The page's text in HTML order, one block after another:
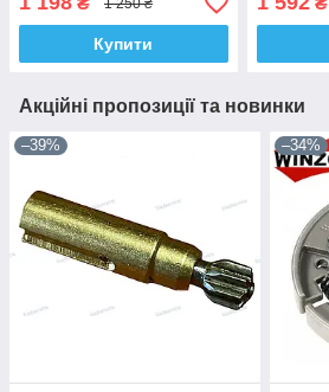
1 250 ₴
Купити
STH 250
Акційні пропозиції та новинки
–39% –34%